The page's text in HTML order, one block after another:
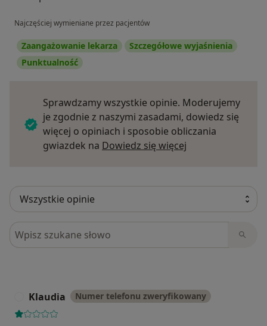
Najczęściej wymieniane przez pacjentów
Zaangażowanie lekarza
Szczegółowe wyjaśnienia
Punktualność
Sprawdzamy wszystkie opinie. Moderujemy
je zgodnie z naszymi zasadami, dowiedz się
więcej o opiniach i sposobie obliczania
gwiazdek na Dowiedz się więcej
Szukaj w opiniach
Klaudia Numer telefonu zweryfikowany